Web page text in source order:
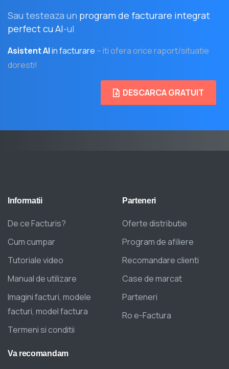
Sau testeaza un program de facturare integrat
perfect cu AI-ul
Asistent AIin facturare – iti ofera orice raport/situatie
doresti!
DESCARCA GRATUIT
Informatii
De ce Facturis?
Cum cumpar
Tutoriale video
Manual de utilizare
Imagini facturi, modele
facturi, model factura
Termeni si conditii
Parteneri
Oferte distributie
Program de afiliere
Recomandare clienti
Case de marcat
Parteneri
Ro e-Factura
Va recomandam